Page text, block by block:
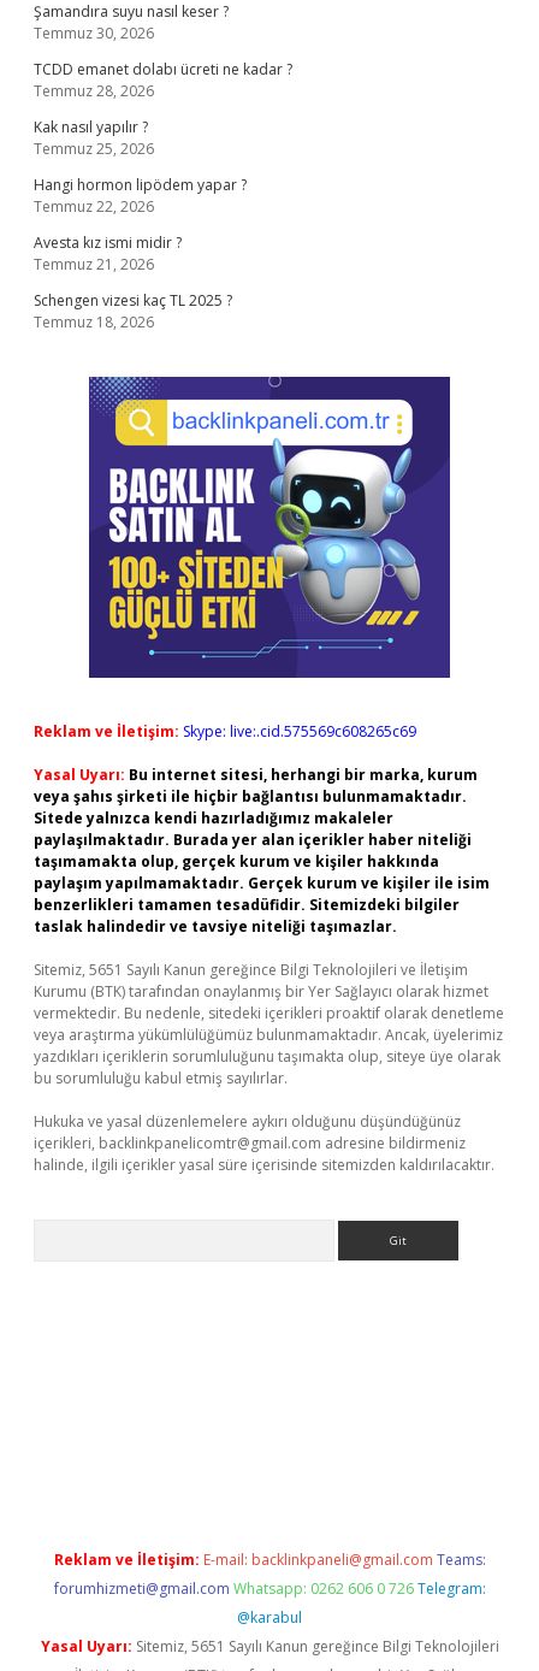
Şamandıra suyu nasıl keser ?
Temmuz 30, 2026
TCDD emanet dolabı ücreti ne kadar ?
Temmuz 28, 2026
Kak nasıl yapılır ?
Temmuz 25, 2026
Hangi hormon lipödem yapar ?
Temmuz 22, 2026
Avesta kız ismi midir ?
Temmuz 21, 2026
Schengen vizesi kaç TL 2025 ?
Temmuz 18, 2026
Reklam ve İletişim: Skype: live:.cid.575569c608265c69
Yasal Uyarı: Bu internet sitesi, herhangi bir marka, kurum
veya şahıs şirketi ile hiçbir bağlantısı bulunmamaktadır.
Sitede yalnızca kendi hazırladığımız makaleler
paylaşılmaktadır. Burada yer alan içerikler haber niteliği
taşımamakta olup, gerçek kurum ve kişiler hakkında
paylaşım yapılmamaktadır. Gerçek kurum ve kişiler ile isim
benzerlikleri tamamen tesadüfidir. Sitemizdeki bilgiler
taslak halindedir ve tavsiye niteliği taşımazlar.
Sitemiz, 5651 Sayılı Kanun gereğince Bilgi Teknolojileri ve İletişim
Kurumu (BTK) tarafından onaylanmış bir Yer Sağlayıcı olarak hizmet
vermektedir. Bu nedenle, sitedeki içerikleri proaktif olarak denetleme
veya araştırma yükümlülüğümüz bulunmamaktadır. Ancak, üyelerimiz
yazdıkları içeriklerin sorumluluğunu taşımakta olup, siteye üye olarak
bu sorumluluğu kabul etmiş sayılırlar.
Hukuka ve yasal düzenlemelere aykırı olduğunu düşündüğünüz
içerikleri, backlinkpanelicomtr@gmail.com adresine bildirmeniz
halinde, ilgili içerikler yasal süre içerisinde sitemizden kaldırılacaktır.
Reklam ve İletişim: E-mail: backlinkpaneli@gmail.com Teams:
forumhizmeti@gmail.com Whatsapp: 0262 606 0 726 Telegram:
@karabul
Yasal Uyarı: Sitemiz, 5651 Sayılı Kanun gereğince Bilgi Teknolojileri